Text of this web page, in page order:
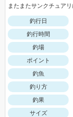
釣行日
釣行時間
釣場
ポイント
釣魚
釣り方
釣果
サイズ